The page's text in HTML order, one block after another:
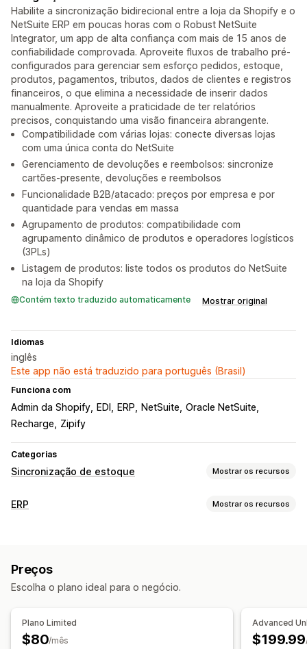
Habilite a sincronização bidirecional entre a loja da Shopify e o
NetSuite ERP em poucas horas com o Robust NetSuite
Integrator, um app de alta confiança com mais de 15 anos de
confiabilidade comprovada. Aproveite fluxos de trabalho pré-
configurados para gerenciar sem esforço pedidos, estoque,
produtos, pagamentos, tributos, dados de clientes e registros
financeiros, o que elimina a necessidade de inserir dados
manualmente. Aproveite a praticidade de ter relatórios
precisos, conquistando uma visão financeira abrangente.
Compatibilidade com várias lojas: conecte diversas lojas
com uma única conta do NetSuite
Gerenciamento de devoluções e reembolsos: sincronize
cartões-presente, devoluções e reembolsos
Funcionalidade B2B/atacado: preços por empresa e por
quantidade para vendas em massa
Agrupamento de produtos: compatibilidade com
agrupamento dinâmico de produtos e operadores logísticos
(3PLs)
Listagem de produtos: liste todos os produtos do NetSuite
na loja da Shopify
Contém texto traduzido automaticamente Mostrar original
Idiomas
inglês
Este app não está traduzido para português (Brasil)
Funciona com
Admin da Shopify EDI ERP NetSuite Oracle NetSuite
Recharge
Zipify
Categorias
Sincronização de estoque Mostrar os recursos
Tipo de sincronização
Notificações e relatórios
Alertas automatizados
Atualizações de pedidos
Importação e exportação de dados
Status em tempo real
ERP Mostrar os recursos
Gestão de várias plataformas
Processamento de pedidos automatizado
Atualizações de status
Contas de cliente
Preços
Escolha o plano ideal para o negócio.
Plano Limited
$80/mês
Advanced
$199.99